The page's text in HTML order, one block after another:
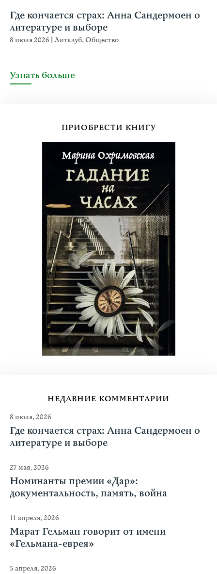
Где кончается страх: Анна Сандермоен о
литературе и выборе
8 июля 2026 Литклуб,Общество
Узнать больше
ПРИОБРЕСТИ КНИГУ
НЕДАВНИЕ КОММЕНТАРИИ
8 июля, 2026
Где кончается страх: Анна Сандермоен о
литературе и выборе
27 мая, 2026
Номинанты премии «Дар»:
документальность, память, война
11 апреля, 2026
Марат Гельман говорит от имени
«Гельмана-еврея»
5 апреля, 2026